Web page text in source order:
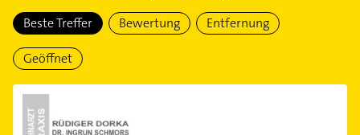
Beste Treffer Bewertung Entfernung
Geöffnet